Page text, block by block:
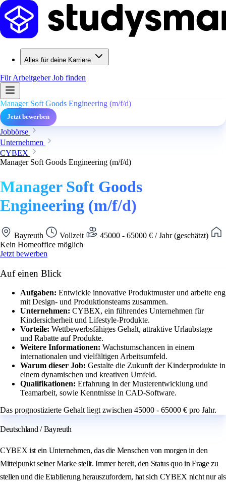
Alles für deine Karriere
Für ArbeitgeberJob finden
Manager Soft Goods Engineering (m/f/d)
Jetzt bewerben
Jobbörse
Unternehmen
CYBEX
Manager Soft Goods Engineering (m/f/d)
Manager Soft Goods
Engineering (m/f/d)
Bayreuth Vollzeit
45000 - 65000 € / Jahr (geschätzt)
Kein Homeoffice möglich
Jetzt bewerben
Auf einen Blick
Aufgaben: Entwickle innovative Produktmuster und arbeite eng
mit Design- und Produktionsteams zusammen.
Unternehmen: CYBEX, ein führendes Unternehmen für
Kindersicherheit und Lifestyle-Produkte.
Vorteile: Wettbewerbsfähiges Gehalt, attraktive Urlaubstage
und Rabatte auf Produkte.
Weitere Informationen: Wachstumschancen in einem
internationalen und vielfältigen Arbeitsumfeld.
Warum dieser Job: Gestalte die Zukunft der Kinderprodukte in
einem dynamischen und kreativen Umfeld.
Qualifikationen: Erfahrung in der Musterentwicklung und
Teamarbeit, sowie Kenntnisse in CAD-Software.
Das prognostizierte Gehalt liegt zwischen 45000 - 65000 € pro Jahr.
Deutschland / Bayreuth
CYBEX ist ein Unternehmen, das die Menschen von morgen in den
Mittelpunkt seiner Marke stellt. Immer bereit, den Status quo in Frage zu
stellen und die Etablierung herauszufordern, hat sich CYBEX nicht nur als